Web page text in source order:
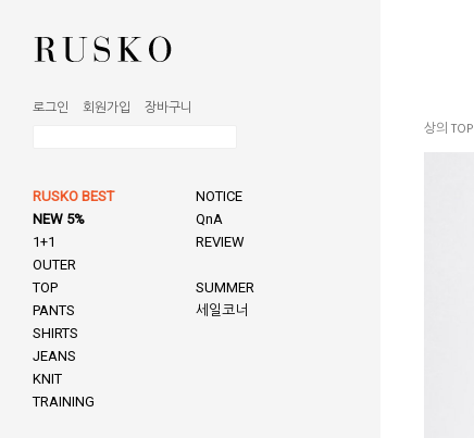
로그인 회원가입 장바구니
RUSKO BEST
NEW 5%
1+1
OUTER
TOP
PANTS
SHIRTS
JEANS
KNIT
TRAINING
NOTICE
QnA
REVIEW
SUMMER
세일코너
상의 TOP